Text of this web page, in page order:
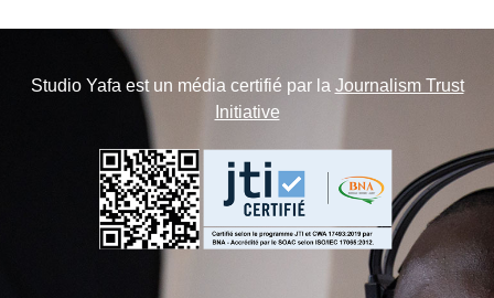
Studio Yafa est un média certifié par la Journalism Trust
Initiative